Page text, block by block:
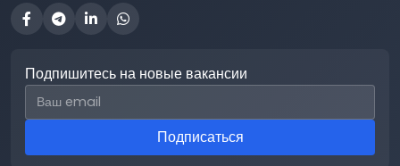
Подпишитесь на новые вакансии
Email для подписки
Подписаться